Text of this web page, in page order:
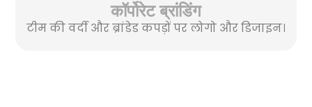
कॉर्पोरेट ब्रांडिंग
टीम की वर्दी और ब्रांडेड कपड़ों पर लोगो और डिजाइन।